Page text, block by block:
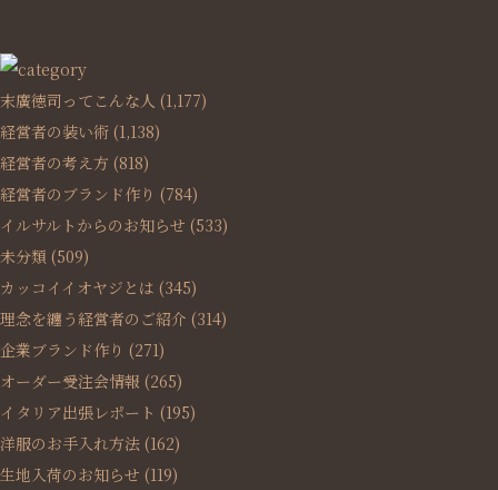
末廣徳司ってこんな人 (1,177)
経営者の装い術 (1,138)
経営者の考え方 (818)
経営者のブランド作り (784)
イルサルトからのお知らせ (533)
未分類 (509)
カッコイイオヤジとは (345)
理念を纏う経営者のご紹介 (314)
企業ブランド作り (271)
オーダー受注会情報 (265)
イタリア出張レポート (195)
洋服のお手入れ方法 (162)
生地入荷のお知らせ (119)